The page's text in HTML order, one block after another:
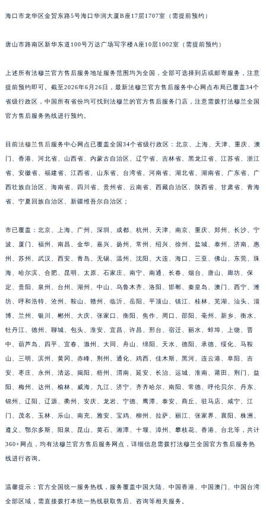
海口市龙华区金贸东路5号海口华润大厦B座17层1707室（需提前预约）
唐山市路南区新华东道100号万达广场写字楼A座10层1002室（需提前预约）
上述所有法穆兰官方售后服务地址服务范围均为全国，全部可选择到店或邮寄服务，注意
提前预约即可。截至2026年6月26日，最新法穆兰官方售后服务中心网点布局已覆盖34个
省级行政区，中国所有省份均可找到法穆兰的官方售后服务门店，注意需拨打法穆兰全国
官方售后服务热线进行预约。
目前法穆兰售后 服务中心网点已覆盖全国34个省级行政区：北京、上海、天津、重庆、澳
门、香港、河北省、山西省、内蒙古自治区、辽宁省、吉林省、黑龙江省、江苏省、浙江
省、安徽省、福建省、江西省、山东省、台湾省、河南省、湖北省、湖南省、广东省、广
西壮族自治区、海南省、四川省、贵州省、云南省、西藏自治区、陕西省、甘肃省、青海
省、宁夏回族自治区、新疆维吾尔自治区；
市已覆盖：北京、上海、广州、深圳、成都、杭州、天津、南京、重庆、郑州、长沙、宁
波、厦门、福州、南昌、金华、嘉兴、扬州、常州、绍兴、徐州、盐城、泰州、济南、惠
州、苏州、武汉、西安、青岛、无锡、温州、沈阳、大连、海口、三亚、佛山、东莞、珠
海、哈尔滨、合肥、昆明、太原、石家庄、南宁、南通、长春、烟台、唐山、廊坊、保
定、贵阳、泉州、台州、湖州、中山、乌鲁木齐、洛阳、邯郸、秦皇岛、澳门、西宁、潍
坊、呼和浩特、沧州、鞍山、赣州、临沂、岳阳、平顶山、镇江、桂林、芜湖、汕头、淄
博、兰州、银川、郴州、大庆、张家口、衡阳、焦作、周口、邵阳、亳州、新乡、衡水、
牡丹江、德州、聊城、包头、淮安、宜昌、许昌、邢台、宿迁、丽水、蚌埠、上饶、晋
中、葫芦岛、四平、宜春、滁州、大同、舟山、绵阳、天水、德阳、承德、绥化、马鞍
山、三明、滨州、黄冈、赤峰、荆州、通化、鸡西、佳木斯、黑河、连云港、阜阳、吉
安、枣庄、永州、清远、揭阳、梧州、渭南、延安、长治、运城、淮南、莆田、荆门、益
阳、梅州、达州、榆林、威海、九江、济宁、齐齐哈尔、南阳、常德、呼伦贝尔、丹东、
锦州、辽阳、辽源、衢州、安庆、龙岩、宁德、鹰潭、泰安、商丘、驻马店、咸宁、江
门、茂名、玉林、乐山、南充、雅安、宝鸡、柳州、拉萨、丽江、张家界、襄阳、株洲、
遵义、鄂尔多斯、阳泉、昆山、黄石、湘潭、十堰、漳州、攀枝花、香港、台北等，共计
360+网点，均有法穆兰官方售后服务网点，详细信息需拨打法穆兰全国官方售后服务热
线进行咨询。
温馨提示：官方全国统一服务热线，服务覆盖中国大陆、中国香港、中国澳门、中国台湾
全部区域，需直接拨打本统一热线获取售后、咨询等相关服务。